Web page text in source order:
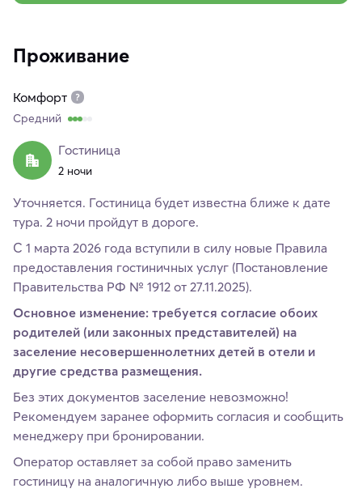
Проживание
Комфорт
Средний
Гостиница
2 ночи
Уточняется. Гостиница будет известна ближе к дате
тура. 2 ночи пройдут в дороге.
С 1 марта 2026 года вступили в силу новые Правила
предоставления гостиничных услуг (Постановление
Правительства РФ № 1912 от 27.11.2025).
Основное изменение: требуется согласие обоих
родителей (или законных представителей) на
заселение несовершеннолетних детей в отели и
другие средства размещения.
Без этих документов заселение невозможно!
Рекомендуем заранее оформить согласия и сообщить
менеджеру при бронировании.
Оператор оставляет за собой право заменить
гостиницу на аналогичную либо выше уровнем.